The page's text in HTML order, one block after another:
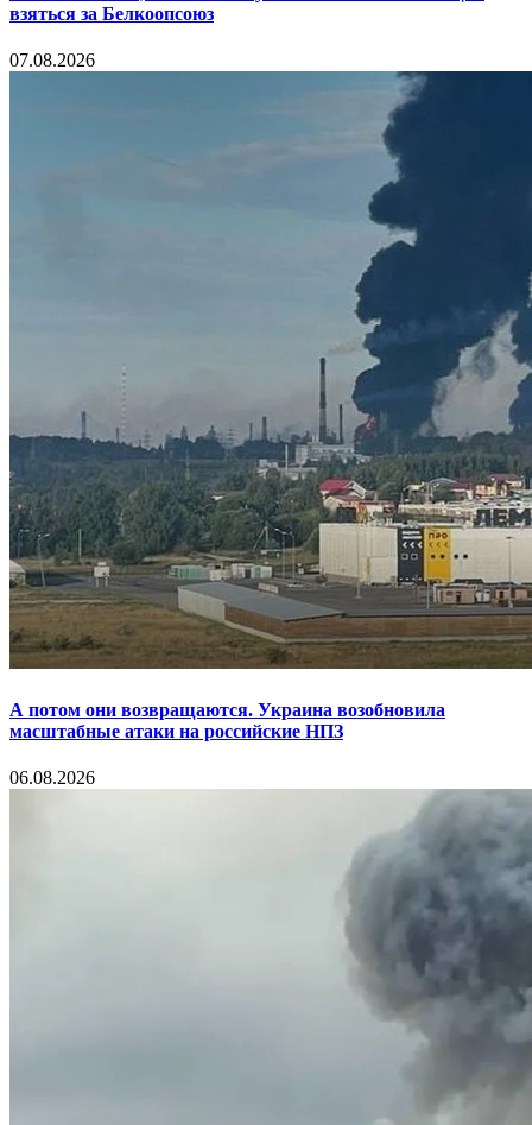
взяться за Белкоопсоюз
07.08.2026
А потом они возвращаются. Украина возобновила
масштабные атаки на российские НПЗ
06.08.2026